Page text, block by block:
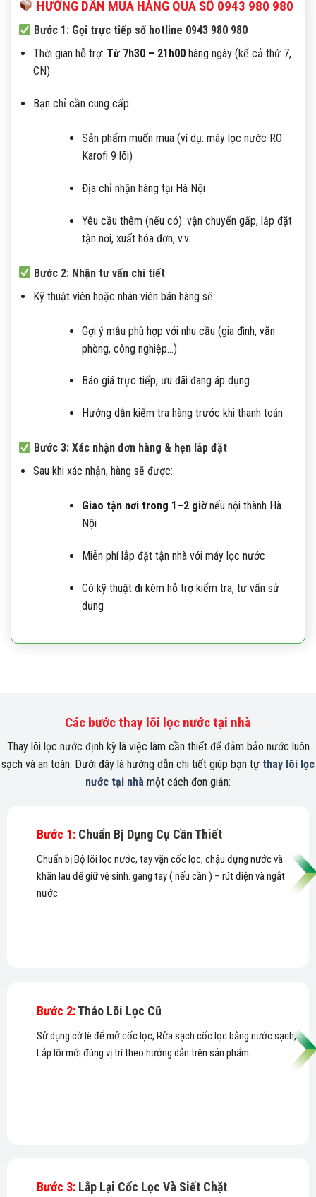
HƯỚNG DẪN MUA HÀNG QUA SỐ 0943 980 980
Bước 1: Gọi trực tiếp số hotline 0943 980 980
Thời gian hỗ trợ: Từ 7h30 – 21h00hàng ngày (kể cả thứ 7,
CN)
Bạn chỉ cần cung cấp:
Sản phẩm muốn mua (ví dụ: máy lọc nước RO
Karofi 9 lõi)
Địa chỉ nhận hàng tại Hà Nội
Yêu cầu thêm (nếu có): vận chuyển gấp, lắp đặt
tận nơi, xuất hóa đơn, v.v.
Bước 2: Nhận tư vấn chi tiết
Kỹ thuật viên hoặc nhân viên bán hàng sẽ:
Gợi ý mẫu phù hợp với nhu cầu (gia đình, văn
phòng, công nghiệp…)
Báo giá trực tiếp, ưu đãi đang áp dụng
Hướng dẫn kiểm tra hàng trước khi thanh toán
Bước 3: Xác nhận đơn hàng & hẹn lắp đặt
Sau khi xác nhận, hàng sẽ được:
Giao tận nơi trong 1–2 giờnếu nội thành Hà
Nội
Miễn phí lắp đặt tận nhà với máy lọc nước
Có kỹ thuật đi kèm hỗ trợ kiểm tra, tư vấn sử
dụng
Các bước thay lõi lọc nước tại nhà
Thay lõi lọc nước định kỳ là việc làm cần thiết để đảm bảo nước luôn
sạch và an toàn. Dưới đây là hướng dẫn chi tiết giúp bạn tự thay lõi lọc
nước tại nhà một cách đơn giản:
Bước 1:Chuẩn Bị Dụng Cụ Cần Thiết
Chuẩn bị Bộ lõi lọc nước, tay vặn cốc lọc, chậu đựng nước và
khăn lau để giữ vệ sinh. gang tay ( nếu cần ) – rút điện và ngắt
nước
Bước 2:Tháo Lõi Lọc Cũ
Sử dụng cờ lê để mở cốc lọc, Rửa sạch cốc lọc bằng nước sạch,
Lắp lõi mới đúng vị trí theo hướng dẫn trên sản phẩm
Bước 3:Lắp Lại Cốc Lọc Và Siết Chặt